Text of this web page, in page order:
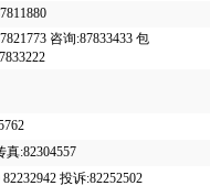
咨询:87833433 包
真:82304557
投诉:82252502